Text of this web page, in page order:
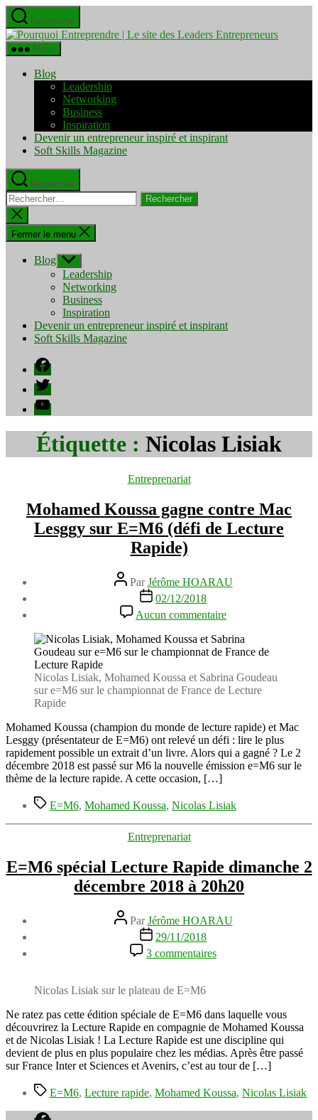
Aller
au
contenu
Recherche
Pourquoi
Menu
Blog
Leadership
Networking
Business
Inspiration
Devenir un entrepreneur inspiré et inspirant
Soft Skills Magazine
Recherche
Rechercher :
Fermer
la
recherche
Fermer le menu
Blog Afficher
le
sous-
menu
Leadership
Networking
Business
Inspiration
Devenir un entrepreneur inspiré et inspirant
Soft Skills Magazine
Facebook
Twitter
YouTube
Étiquette : Nicolas Lisiak
Catégories
Entreprenariat
Mohamed Koussa gagne contre Mac
Lesggy sur E=M6 (défi de Lecture
Rapide)
Auteur
de
l’article
ParJérôme HOARAU
Date
l’article
02/12/2018
Aucun commentaire
Mohamed
Koussa
gagne
Mac
Lesggy
(défi
de
Lecture
Rapide)
Nicolas Lisiak, Mohamed Koussa et Sabrina Goudeau
sur e=M6 sur le championnat de France de Lecture
Rapide
Mohamed Koussa (champion du monde de lecture rapide) et Mac
Lesggy (présentateur de E=M6) ont relevé un défi : lire le plus
rapidement possible un extrait d’un livre. Alors qui a gagné ? Le 2
décembre 2018 est passé sur M6 la nouvelle émission e=M6 sur le
thème de la lecture rapide. A cette occasion, […]
Étiquettes
E=M6, Mohamed Koussa, Nicolas Lisiak
Catégories
Entreprenariat
E=M6 spécial Lecture Rapide dimanche 2
décembre 2018 à 20h20
Auteur
de
l’article
ParJérôme HOARAU
Date
de
l’article
29/11/2018
3 commentaires
E=M6
dimanche
2
décembre
2018
à
Nicolas Lisiak sur le plateau de E=M6
Ne ratez pas cette édition spéciale de E=M6 dans laquelle vous
découvrirez la Lecture Rapide en compagnie de Mohamed Koussa
et de Nicolas Lisiak ! La Lecture Rapide est une discipline qui
devient de plus en plus populaire chez les médias. Après être passé
sur France Inter et Sciences et Avenirs, c’est au tour de […]
Étiquettes
E=M6, Lecture rapide, Mohamed Koussa, Nicolas Lisiak
Facebook